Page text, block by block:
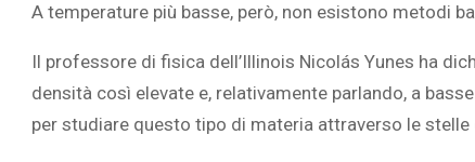
A temperature più basse, però, non esistono metodi
Il professore di fisica dell’Illinois Nicolás Yunes ha
densità così elevate e, relativamente parlando, a
per studiare questo tipo di materia attraverso le stelle